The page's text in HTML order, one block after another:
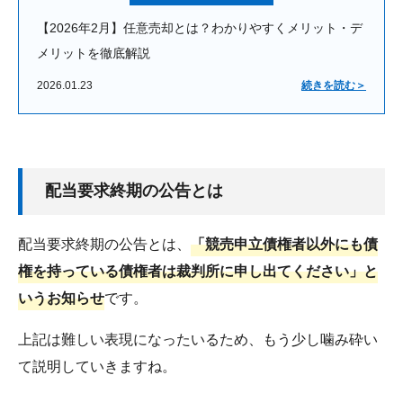
【2026年2月】任意売却とは？わかりやすくメリット・デ
メリットを徹底解説
2026.01.23 続きを読む＞
配当要求終期の公告とは
配当要求終期の公告とは、 「競売申立債権者以外にも債
権を持っている債権者は裁判所に申し出てください」と
いうお知らせです。
上記は難しい表現になったいるため、もう少し噛み砕い
て説明していきますね。